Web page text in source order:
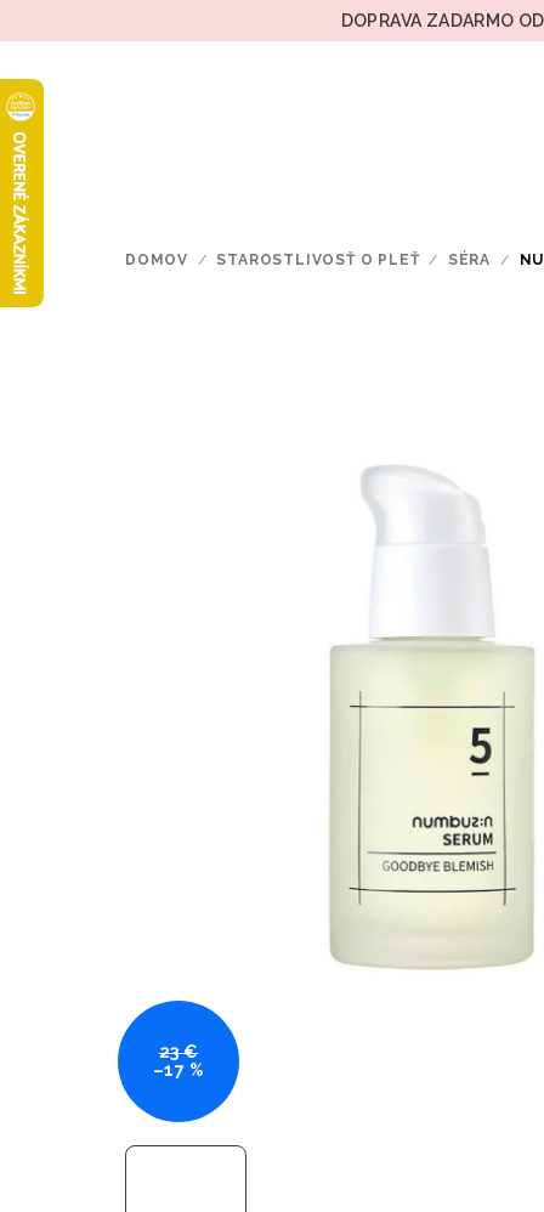
na
DOPRAVA ZADARMO
DOMOV / STAROSTLIVOSŤ O PLEŤ / SÉRA /
23 €
–17 %